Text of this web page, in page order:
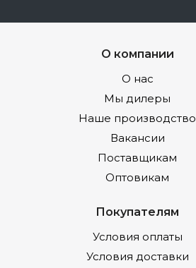
О компании
О нас
Мы дилеры
Наше производство
Вакансии
Поставщикам
Оптовикам
Покупателям
Условия оплаты
Условия доставки